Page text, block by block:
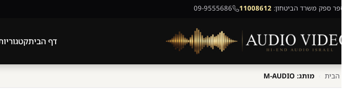
ספק משרד הביטחון:11008612
09-9555686
דף הביתקטגוריות
הבית › מותג: M-AUDIO